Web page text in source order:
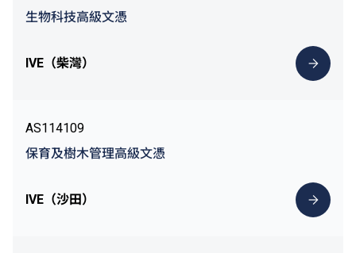
生物科技高級文憑
IVE（柴灣）
AS114109
保育及樹木管理高級文憑
IVE（沙田）